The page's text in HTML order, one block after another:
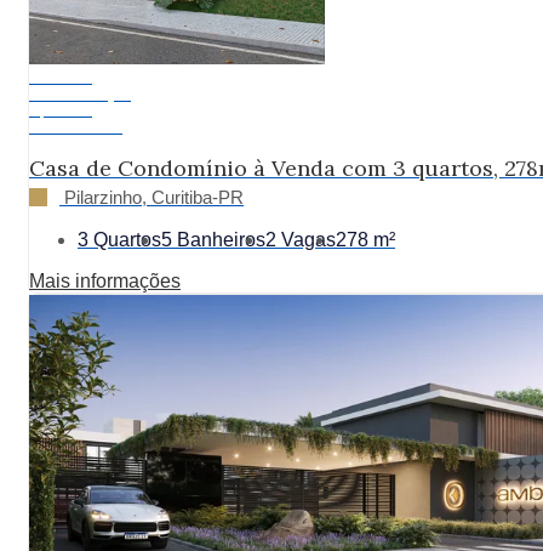
Casa de Condomínio à Venda com 3 quartos,
Pilarzinho, Curitiba-PR
3 Quartos5 Banheiros2 Vagas278 m²
Mais informações